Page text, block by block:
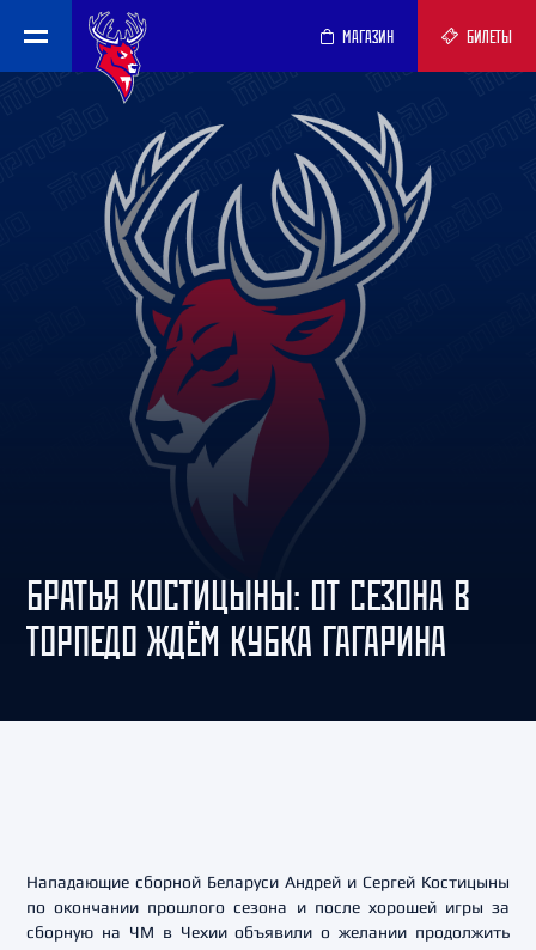
МАГАЗИН БИЛЕТЫ
БРАТЬЯ КОСТИЦЫНЫ: ОТ СЕЗОНА В
ТОРПЕДО ЖДЁМ КУБКА ГАГАРИНА
Нападающие сборной Беларуси Андрей и Сергей Костицыны
по окончании прошлого сезона и после хорошей игры за
сборную на ЧМ в Чехии объявили о желании продолжить